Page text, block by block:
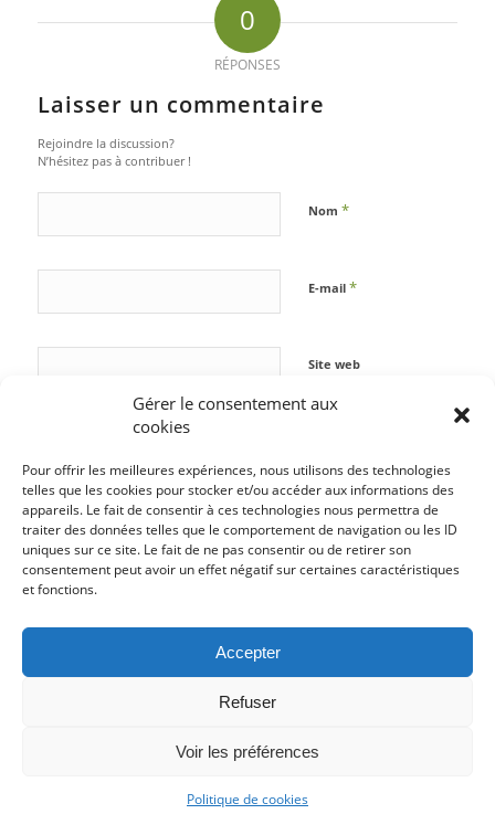
Gérer le consentement aux
cookies
Pour offrir les meilleures expériences, nous utilisons des technologies
telles que les cookies pour stocker et/ou accéder aux informations des
appareils. Le fait de consentir à ces technologies nous permettra de
traiter des données telles que le comportement de navigation ou les ID
uniques sur ce site. Le fait de ne pas consentir ou de retirer son
consentement peut avoir un effet négatif sur certaines caractéristiques
et fonctions.
Accepter
Refuser
Voir les préférences
Politique de cookies
0
RÉPONSES
Laisser un commentaire
Rejoindre la discussion?
N’hésitez pas à contribuer !
Nom *
E-mail *
Site web